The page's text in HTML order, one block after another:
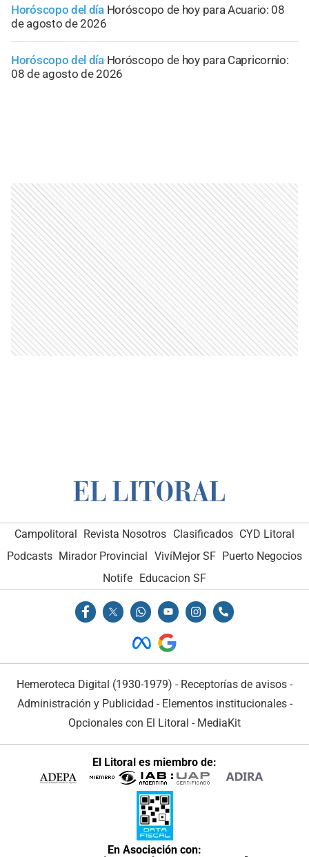
Horóscopo del día Horóscopo de hoy para Acuario: 08
de agosto de 2026
Horóscopo del día Horóscopo de hoy para Capricornio:
08 de agosto de 2026
Campolitoral Revista Nosotros Clasificados CYD Litoral
Podcasts Mirador Provincial VivíMejor SF Puerto Negocios
Notife Educacion SF
Hemeroteca Digital (1930-1979) - Receptorías de avisos -
Administración y Publicidad - Elementos institucionales-
Opcionales con El Litoral - MediaKit
El Litoral es miembro de:
En Asociación con: